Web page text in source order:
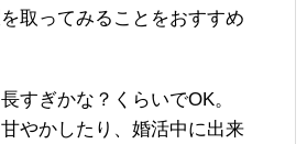
取ってみることをおすすめ
すぎかな？くらいでOK。
やかしたり、婚活中に出来